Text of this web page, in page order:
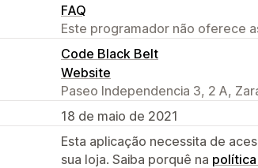
FAQ
Este programador não oferece
Code Black Belt
Website
Paseo Independencia 3, 2 A,
18 de maio de 2021
Esta aplicação necessita de
sua loja. Saiba porquê na